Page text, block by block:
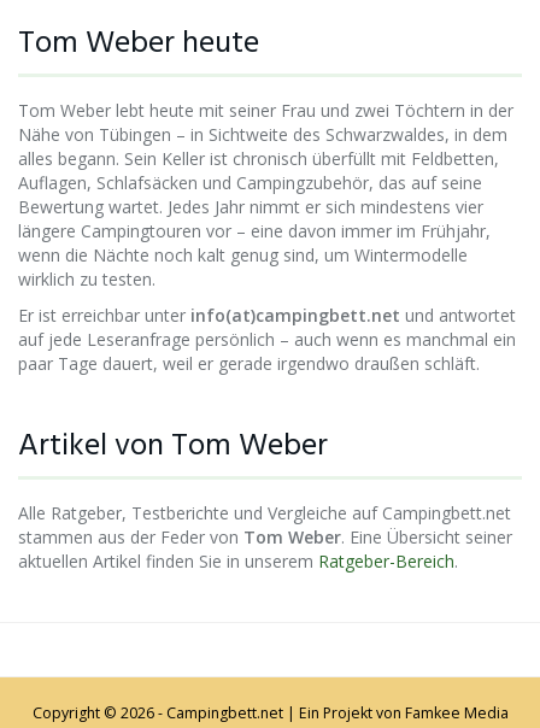
Tom Weber heute
Tom Weber lebt heute mit seiner Frau und zwei Töchtern in der
Nähe von Tübingen – in Sichtweite des Schwarzwaldes, in dem
alles begann. Sein Keller ist chronisch überfüllt mit Feldbetten,
Auflagen, Schlafsäcken und Campingzubehör, das auf seine
Bewertung wartet. Jedes Jahr nimmt er sich mindestens vier
längere Campingtouren vor – eine davon immer im Frühjahr,
wenn die Nächte noch kalt genug sind, um Wintermodelle
wirklich zu testen.
Er ist erreichbar unter info(at)campingbett.net und antwortet
auf jede Leseranfrage persönlich – auch wenn es manchmal ein
paar Tage dauert, weil er gerade irgendwo draußen schläft.
Artikel von Tom Weber
Alle Ratgeber, Testberichte und Vergleiche auf Campingbett.net
stammen aus der Feder von Tom Weber. Eine Übersicht seiner
aktuellen Artikel finden Sie in unserem Ratgeber-Bereich.
Copyright © 2026 - Campingbett.net | Ein Projekt von Famkee Media